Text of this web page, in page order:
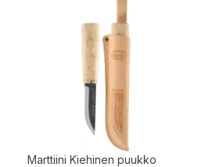
Marttiini Kiehinen puukko